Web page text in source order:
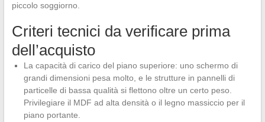
piccolo soggiorno.
Criteri tecnici da verificare prima
dell’acquisto
La capacità di carico del piano superiore: uno schermo di
grandi dimensioni pesa molto, e le strutture in pannelli di
particelle di bassa qualità si flettono oltre un certo peso.
Privilegiare il MDF ad alta densità o il legno massiccio per il
piano portante.